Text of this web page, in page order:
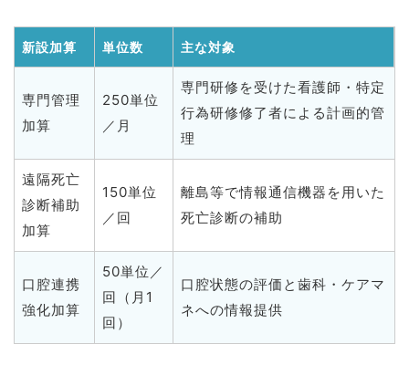
新設加算 単位数 主な対象
専門管理
加算
250単位
／月
専門研修を受けた看護師・特定
行為研修修了者による計画的管
理
遠隔死亡
診断補助
加算
150単位
／回
離島等で情報通信機器を用いた
死亡診断の補助
口腔連携
強化加算
50単位／
回（月1
回）
口腔状態の評価と歯科・ケアマ
ネへの情報提供